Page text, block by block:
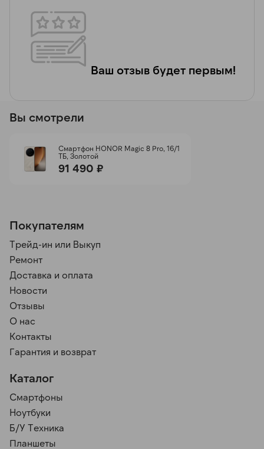
Ваш отзыв будет первым!
Вы смотрели
Смартфон HONOR Magic 8 Pro, 16/1
ТБ, Золотой
91 490 ₽
Покупателям
Трейд-ин или Выкуп
Ремонт
Доставка и оплата
Новости
Отзывы
О нас
Контакты
Гарантия и возврат
Каталог
Смартфоны
Ноутбуки
Б/У Техника
Планшеты